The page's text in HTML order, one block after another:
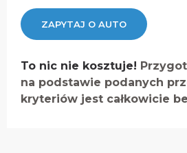
ZAPYTAJ O AUTO
To nic nie kosztuje!
na podstawie podanych
kryteriów jest całkowicie